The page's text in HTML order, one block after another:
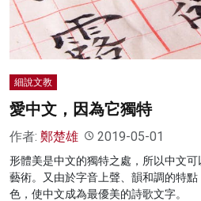
細說文教
愛中文，因為它獨特
作者: 鄭楚雄 2019-05-01
形體美是中文的獨特之處，所以中文
藝術。又由於字音上聲、韻和調的特
色，使中文成為最優美的詩歌文字。